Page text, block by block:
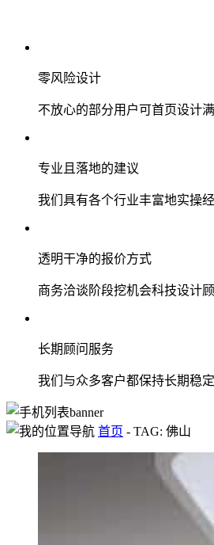
零风险设计
不放心的部分用户可首页设计
专业且落地的建议
我们具有各个行业丰富地实操
透明干净的报价方式
商务洽谈阶段挖机会科技设计
长期顾问服务
我们与众多客户都保持长期稳
首页 - TAG: 佛山